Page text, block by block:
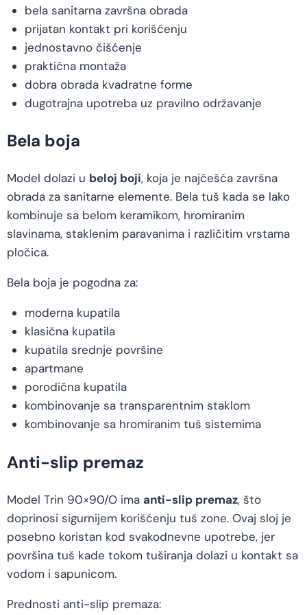
bela sanitarna završna obrada
prijatan kontakt pri korišćenju
jednostavno čišćenje
praktična montaža
dobra obrada kvadratne forme
dugotrajna upotreba uz pravilno održavanje
Bela boja
Model dolazi u beloj boji, koja je najčešća završna
obrada za sanitarne elemente. Bela tuš kada se lako
kombinuje sa belom keramikom, hromiranim
slavinama, staklenim paravanima i različitim vrstama
pločica.
Bela boja je pogodna za:
moderna kupatila
klasična kupatila
kupatila srednje površine
apartmane
porodična kupatila
kombinovanje sa transparentnim staklom
kombinovanje sa hromiranim tuš sistemima
Anti-slip premaz
Model Trin 90×90/O ima anti-slip premaz, što
doprinosi sigurnijem korišćenju tuš zone. Ovaj sloj je
posebno koristan kod svakodnevne upotrebe, jer
površina tuš kade tokom tuširanja dolazi u kontakt sa
vodom i sapunicom.
Prednosti anti-slip premaza: